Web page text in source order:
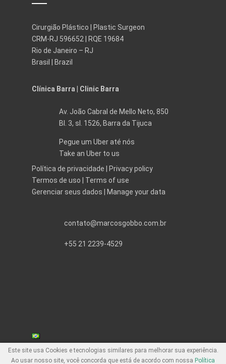
Cirurgião Plástico | Plastic Surgeon
CRM-RJ 596652 | RQE 19684
Rio de Janeiro – RJ
Brasil | Brazil
Clínica Barra | Clinic Barra
Av. João Cabral de Mello Neto, 850
Bl. 3, sl. 1526, Barra da Tijuca
Pegue um Uber até nós
Take an Uber to us
Política de privacidade | Privacy policy
Termos de uso | Terms of use
Gerenciar seus dados | Manage your data
contato@marcosgobbo.com.br
+55 21 2239-4529
Este site usa Cookies e tecnologias similares para melhorar sua experiência.
Ao usar nosso site, você concorda que está de acordo com nossa Política